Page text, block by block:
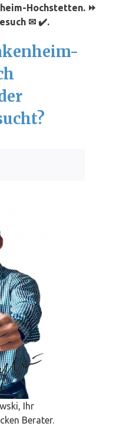
Hochstetten. ⏩
✉ ✔️.
Ihr
Berater.